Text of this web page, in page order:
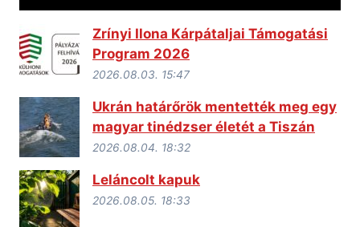
Zrínyi Ilona Kárpátaljai Támogatási
Program 2026
2026.08.03. 15:47
Ukrán határőrök mentették meg egy
magyar tinédzser életét a Tiszán
2026.08.04. 18:32
Leláncolt kapuk
2026.08.05. 18:33